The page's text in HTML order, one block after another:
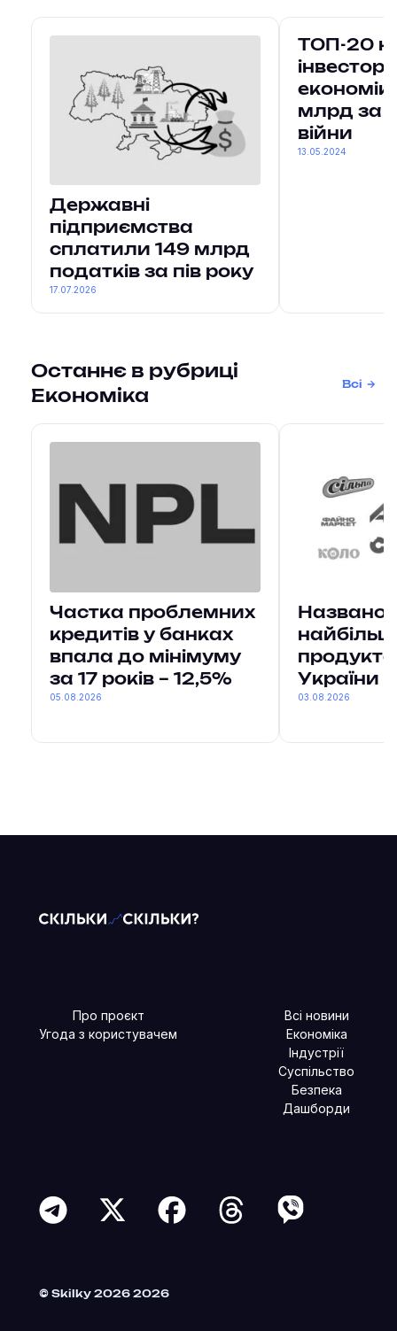
Державні
підприємства
сплатили 149 млрд
податків за пів року
17.07.2026
ТОП-20
млрд за
війни
13.05.2024
Останнє в рубриці
Економіка
Всі
Частка проблемних
кредитів у банках
впала до мінімуму
за 17 років – 12,5%
05.08.2026
Названо
України
03.08.2026
Про проєкт
Угода з користувачем
Всі новини
Економіка
Індустрії
Суспільство
Безпека
Дашборди
Читайте більше в наших соцмережах
© Skilky 2026 2026